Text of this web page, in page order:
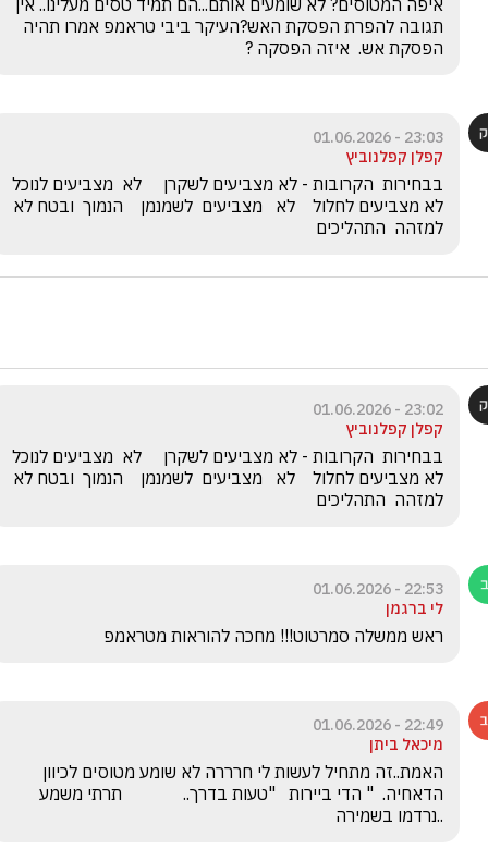
הפסקת אש.  איזה הפסקה ?
23:03 - 01.06.2026
קפלן קפלנוביץ
למזהה  התהליכים
23:02 - 01.06.2026
קפלן קפלנוביץ
למזהה  התהליכים
22:53 - 01.06.2026
לי ברגמן
ראש ממשלה סמרטוט!!! מחכה להוראות מטראמפ
22:49 - 01.06.2026
מיכאל ביתן
..נרדמו בשמירה